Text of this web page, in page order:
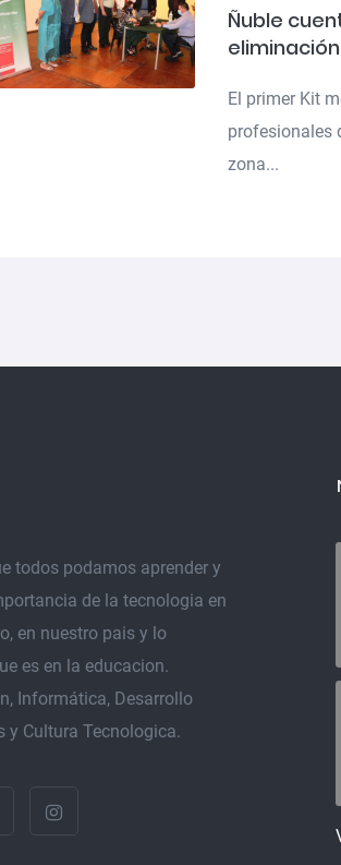
Ñuble
El primer Kit
profesionales
zona...
todos podamos aprender y
de la tecnologia en
en nuestro pais y lo
es en la educacion.
Informática, Desarrollo
y Cultura Tecnologica.